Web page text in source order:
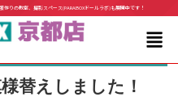
りの教室、撮影スペース(PARABOXドールラボ)も展開中です！
替えしました！